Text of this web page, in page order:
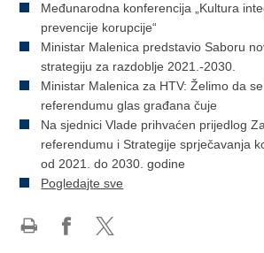
Međunarodna konferencija „Kultura
prevencije korupcije“
Ministar Malenica predstavio Saboru
strategiju za razdoblje 2021.-2030.
Ministar Malenica za HTV: Želimo da
referendumu glas građana čuje
Na sjednici Vlade prihvaćen prijedlog
referendumu i Strategije sprječavanja
od 2021. do 2030. godine
Pogledajte sve